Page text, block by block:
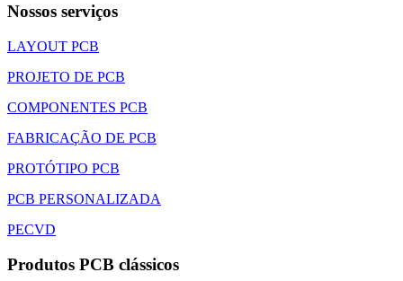
Nossos serviços
LAYOUT PCB
PROJETO DE PCB
COMPONENTES PCB
FABRICAÇÃO DE PCB
PROTÓTIPO PCB
PCB PERSONALIZADA
PECVD
Produtos PCB clássicos